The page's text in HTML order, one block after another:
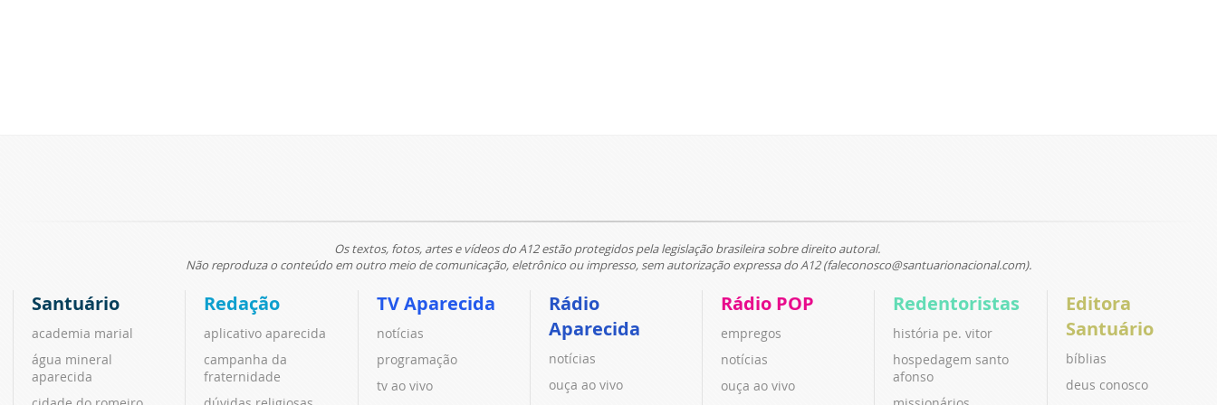
Os textos, fotos, artes e vídeos do A12 estão protegidos pela legislação brasileira sobre direito autoral.
Não reproduza o conteúdo em outro meio de comunicação, eletrônico ou impresso, sem autorização expressa do A12 (faleconosco@santuarionacional.com).
Santuário
academia marial
água mineral
aparecida
Redação
aplicativo aparecida
campanha da
fraternidade
TV Aparecida
notícias
programação
tv ao vivo
Rádio
Aparecida
notícias
ouça ao vivo
Rádio POP
empregos
notícias
ouça ao vivo
Redentoristas
história pe. vitor
hospedagem santo
afonso
Editora
Santuário
bíblias
deus conosco